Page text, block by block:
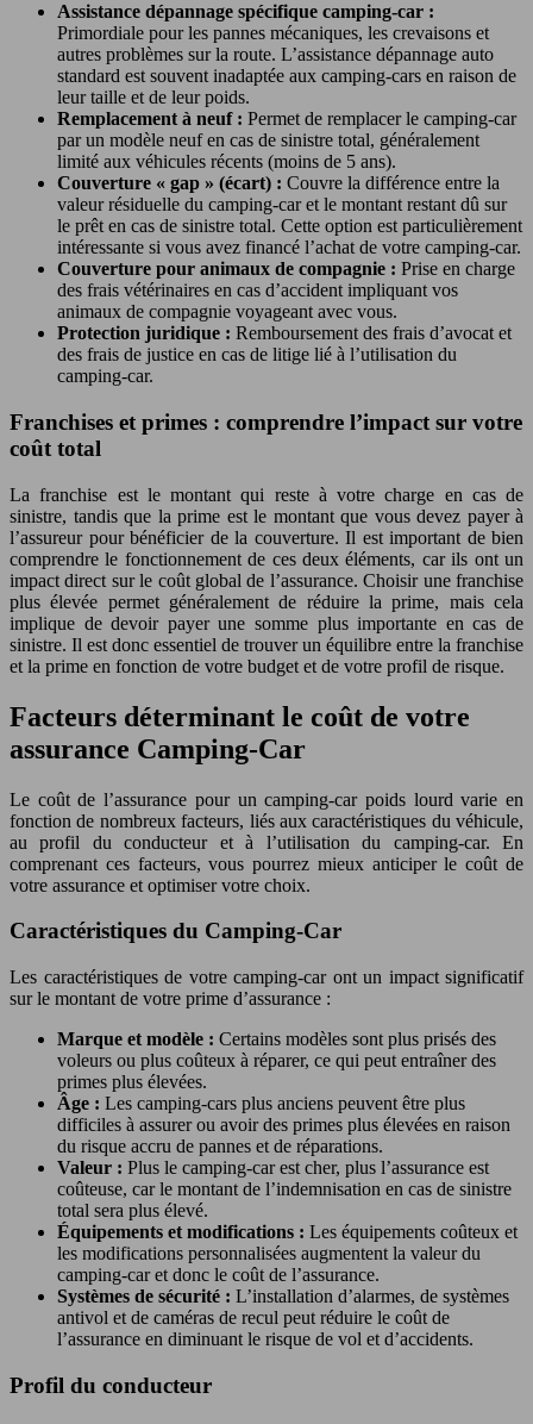
Assistance dépannage spécifique camping-car :
Primordiale pour les pannes mécaniques, les crevaisons et
autres problèmes sur la route. L’assistance dépannage auto
standard est souvent inadaptée aux camping-cars en raison de
leur taille et de leur poids.
Remplacement à neuf : Permet de remplacer le camping-car
par un modèle neuf en cas de sinistre total, généralement
limité aux véhicules récents (moins de 5 ans).
Couverture « gap » (écart) : Couvre la différence entre la
valeur résiduelle du camping-car et le montant restant dû sur
le prêt en cas de sinistre total. Cette option est particulièrement
intéressante si vous avez financé l’achat de votre camping-car.
Couverture pour animaux de compagnie : Prise en charge
des frais vétérinaires en cas d’accident impliquant vos
animaux de compagnie voyageant avec vous.
Protection juridique : Remboursement des frais d’avocat et
des frais de justice en cas de litige lié à l’utilisation du
camping-car.
Franchises et primes : comprendre l’impact sur votre
coût total
La franchise est le montant qui reste à votre charge en cas de
sinistre, tandis que la prime est le montant que vous devez payer à
l’assureur pour bénéficier de la couverture. Il est important de bien
comprendre le fonctionnement de ces deux éléments, car ils ont un
impact direct sur le coût global de l’assurance. Choisir une franchise
plus élevée permet généralement de réduire la prime, mais cela
implique de devoir payer une somme plus importante en cas de
sinistre. Il est donc essentiel de trouver un équilibre entre la franchise
et la prime en fonction de votre budget et de votre profil de risque.
Facteurs déterminant le coût de votre
assurance Camping-Car
Le coût de l’assurance pour un camping-car poids lourd varie en
fonction de nombreux facteurs, liés aux caractéristiques du véhicule,
au profil du conducteur et à l’utilisation du camping-car. En
comprenant ces facteurs, vous pourrez mieux anticiper le coût de
votre assurance et optimiser votre choix.
Caractéristiques du Camping-Car
Les caractéristiques de votre camping-car ont un impact significatif
sur le montant de votre prime d’assurance :
Marque et modèle : Certains modèles sont plus prisés des
voleurs ou plus coûteux à réparer, ce qui peut entraîner des
primes plus élevées.
Âge : Les camping-cars plus anciens peuvent être plus
difficiles à assurer ou avoir des primes plus élevées en raison
du risque accru de pannes et de réparations.
Valeur : Plus le camping-car est cher, plus l’assurance est
coûteuse, car le montant de l’indemnisation en cas de sinistre
total sera plus élevé.
Équipements et modifications : Les équipements coûteux et
les modifications personnalisées augmentent la valeur du
camping-car et donc le coût de l’assurance.
Systèmes de sécurité : L’installation d’alarmes, de systèmes
antivol et de caméras de recul peut réduire le coût de
l’assurance en diminuant le risque de vol et d’accidents.
Profil du conducteur